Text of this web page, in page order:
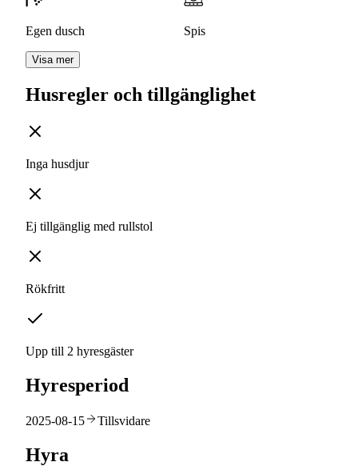
Egen dusch Spis
Visa mer
Husregler och tillgänglighet
Inga husdjur
Ej tillgänglig med rullstol
Rökfritt
Upp till 2 hyresgäster
Hyresperiod
2025-08-15 Tillsvidare
Hyra